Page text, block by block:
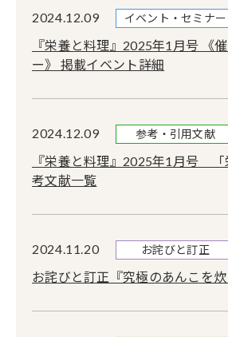
2024.12.09 イベント・セミナー
『栄養と料理』2025年1月号 《
ー》 掲載イベント詳細
2024.12.09 参考・引用文献
『栄養と料理』2025年1月号
考文献一覧
2024.11.20 お詫びと訂正
お詫びと訂正『究極のあんこを炊